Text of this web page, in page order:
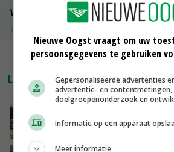
Volle melkpoeder
Zuivel NL
MEER MARKTPRIJZEN
LAATSTE NIEUWS
Gemiddelde Europese
VANDAAG, 17:04
Nieuwe Oogst vraagt om uw
persoonsgegevens te gebruiken
Gepersonaliseerde advertenties
advertentie- en contentmetingen,
doelgroepenonderzoek en
Informatie op een apparaat
Meer informatie